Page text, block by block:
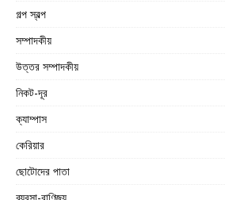
গল্প স্বল্প
সম্পাদকীয়
উত্তর সম্পাদকীয়
নিকট-দূর
ক্যাম্পাস
কেরিয়ার
ছোটোদের পাতা